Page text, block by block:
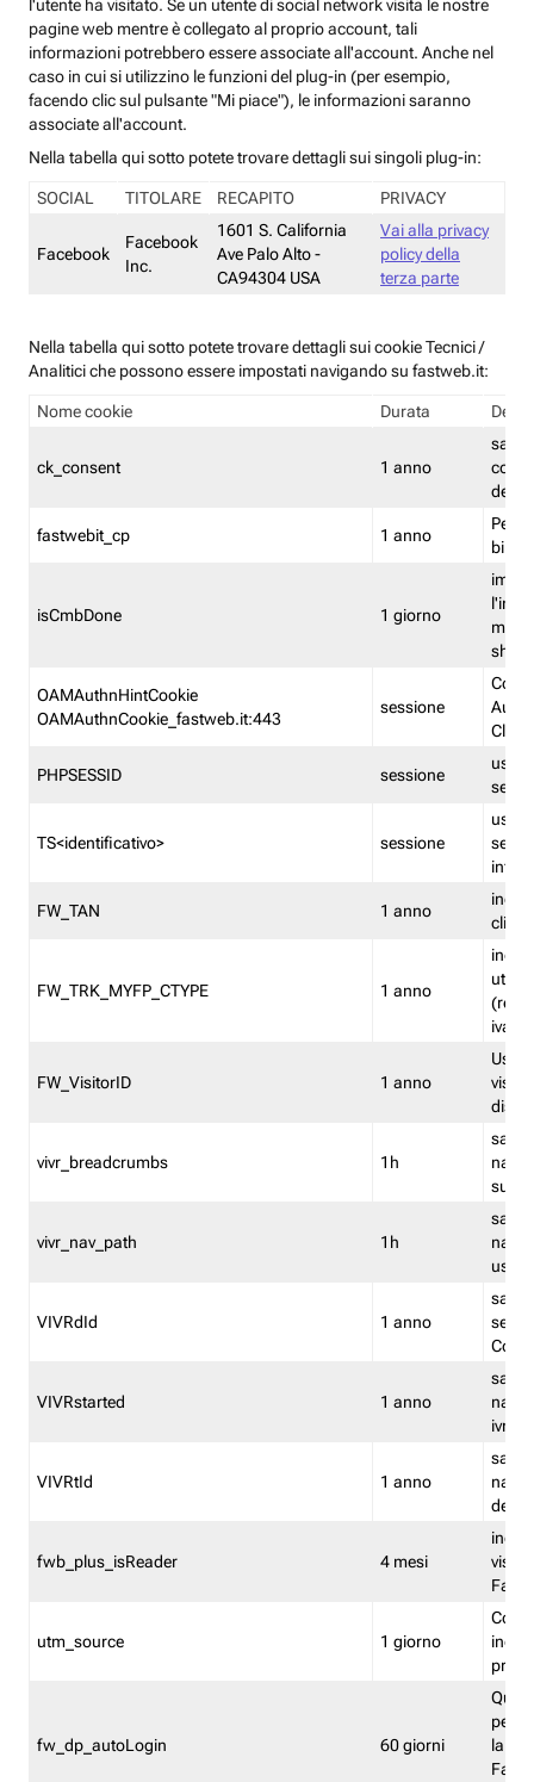
l'utente ha visitato. Se un utente di social network visita le nostre
pagine web mentre è collegato al proprio account, tali
informazioni potrebbero essere associate all'account. Anche nel
caso in cui si utilizzino le funzioni del plug-in (per esempio,
facendo clic sul pulsante "Mi piace"), le informazioni saranno
associate all'account.
Nella tabella qui sotto potete trovare dettagli sui singoli plug-in:
SOCIAL TITOLARE RECAPITO PRIVACY
Facebook
Facebook
Inc.
1601 S. California
Ave Palo Alto -
CA94304 USA
Vai alla privacy
policy della
terza parte
Nella tabella qui sotto potete trovare dettagli sui cookie Tecnici /
Analitici che possono essere impostati navigando su fastweb.it:
Nome cookie Durata
ck_consent 1 anno
salva
dei
fastwebit_cp 1 anno
isCmbDone 1 giorno
shp
OAMAuthnHintCookie
OAMAuthnCookie_fastweb.it:443
sessione
PHPSESSID sessione
TS<identificativo> sessione
FW_TAN 1 anno
FW_TRK_MYFP_CTYPE 1 anno
iva/
FW_VisitorID 1 anno
vivr_breadcrumbs 1h
salva
su
vivr_nav_path 1h
salva
VIVRdId 1 anno
salva
Convy
VIVRstarted 1 anno
salva
ivr
VIVRtId 1 anno
salva
del
fwb_plus_isReader 4 mesi
utm_source 1 giorno
fw_dp_autoLogin 60 giorni
la